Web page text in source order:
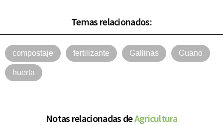
Temas relacionados:
compostaje fertilizante Gallinas Guano
huerta
Notas relacionadas deAgricultura